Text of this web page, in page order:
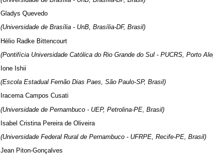
Gladys Quevedo
(Universidade de Brasília - UnB, Brasília-DF, Brasil)
Hélio Radke Bittencourt
(Pontifícia Universidade Católica do Rio Grande do Sul - PUCRS, Porto
Ione Ishii
(Escola Estadual Fernão Dias Paes, São Paulo-SP, Brasil)
Iracema Campos Cusati
(Universidade de Pernambuco - UEP, Petrolina-PE, Brasil)
Isabel Cristina Pereira de Oliveira
(Universidade Federal Rural de Pernambuco - UFRPE, Recife-PE, Brasil)
Jean Piton-Gonçalves